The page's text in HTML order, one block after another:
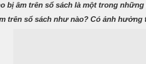
bị âm trên sổ sách là một trong
trên sổ sách như nào? Có ảnh